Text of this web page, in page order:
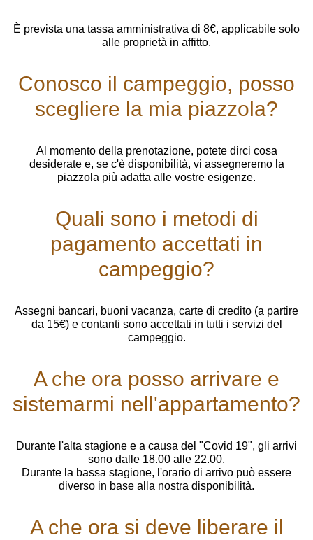
È prevista una tassa amministrativa di 8€, applicabile solo
alle proprietà in affitto.
Conosco il campeggio, posso
scegliere la mia piazzola?
Al momento della prenotazione, potete dirci cosa
desiderate e, se c'è disponibilità, vi assegneremo la
piazzola più adatta alle vostre esigenze.
Quali sono i metodi di
pagamento accettati in
campeggio?
Assegni bancari, buoni vacanza, carte di credito (a partire
da 15€) e contanti sono accettati in tutti i servizi del
campeggio.
A che ora posso arrivare e
sistemarmi nell'appartamento?
Durante l'alta stagione e a causa del "Covid 19", gli arrivi
sono dalle 18.00 alle 22.00.
Durante la bassa stagione, l'orario di arrivo può essere
diverso in base alla nostra disponibilità.
A che ora si deve liberare il